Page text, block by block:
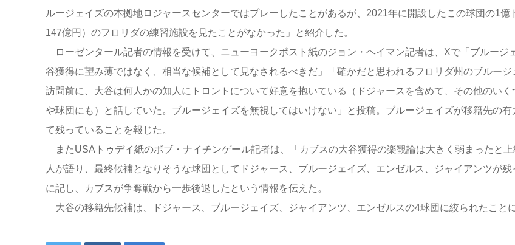
ルージェイズの本拠地ロジャースセンターではプレーしたことがあるが、2021年に開設したこの球団の1億
147億円）のフロリダの練習施設を見たことがなかった」と紹介した。
ローゼンタール記者の情報を受けて、ニューヨークポスト紙のジョン・ヘイマン記者は、Xで「ブルージ
谷獲得に望み薄ではなく、相当な候補として見なされるべきだ」「確かだと思われるフロリダ州のブルージ
訪問前に、大谷は何人かの知人にトロントについて好意を抱いている（ドジャースを含めて、その他のいく
や球団にも）と話していた。ブルージェイズを無視してはいけない」と投稿。ブルージェイズが移籍先の有
て残っていることを報じた。
またUSAトゥデイ紙のボブ・ナイチンゲール記者は、「カブスの大谷獲得の楽観論は大きく弱まったと上
人が語り、最終候補となりそうな球団としてドジャース、ブルージェイズ、エンゼルス、ジャイアンツが残
に記し、カブスが争奪戦から一歩後退したという情報を伝えた。
大谷の移籍先候補は、ドジャース、ブルージェイズ、ジャイアンツ、エンゼルスの4球団に絞られたことに